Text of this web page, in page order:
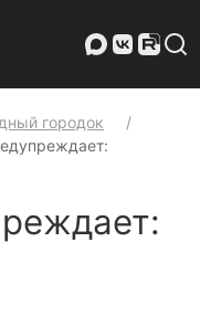
городок